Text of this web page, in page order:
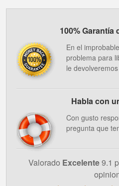
100% Garantía
En el
problema para
le
Habla con
Con gusto
pregunta que
Valorado Excelente9.1